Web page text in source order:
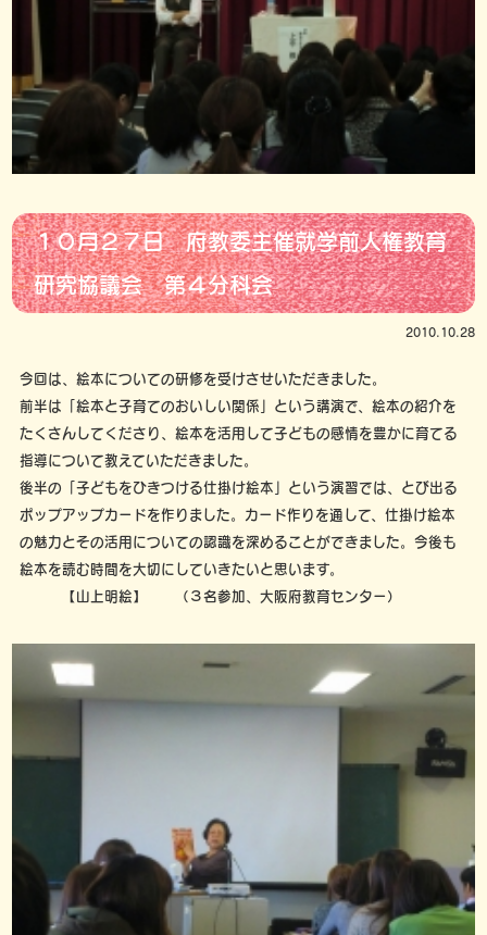
１０月２７日 府教委主催就学前人権教育
研究協議会 第４分科会
2010.10.28
今回は、絵本についての研修を受けさせいただきました。
前半は「絵本と子育てのおいしい関係」という講演で、絵本の紹介を
たくさんしてくださり、絵本を活用して子どもの感情を豊かに育てる
指導について教えていただきました。
後半の「子どもをひきつける仕掛け絵本」という演習では、とび出る
ポップアップカードを作りました。カード作りを通して、仕掛け絵本
の魅力とその活用についての認識を深めることができました。今後も
絵本を読む時間を大切にしていきたいと思います。
【山上明絵】 （３名参加、大阪府教育センター）